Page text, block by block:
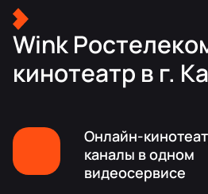
Wink
кинотеатр в г.
Онлайн-
каналы в одном
видеосервисе